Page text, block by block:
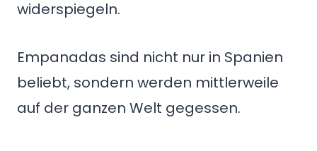
widerspiegeln.
Empanadas sind nicht nur in Spanien
beliebt, sondern werden mittlerweile
auf der ganzen Welt gegessen.